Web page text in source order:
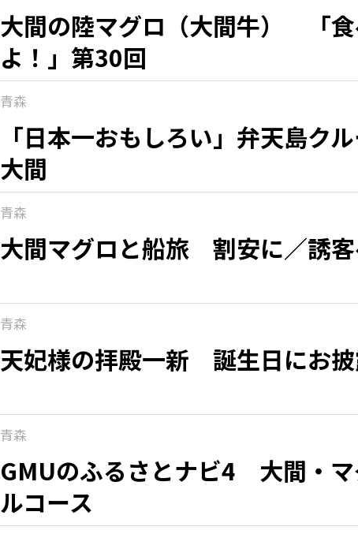
大間の陸マグロ（大間牛） 「
よ！」第30回
青森
「日本一おもしろい」弁天島ク
大間
青森
大間マグロと船旅 割安に／誘
青森
天妃様の拝殿一新 誕生日にお
青森
GMUのふるさとナビ4 大間・マ
ルコース